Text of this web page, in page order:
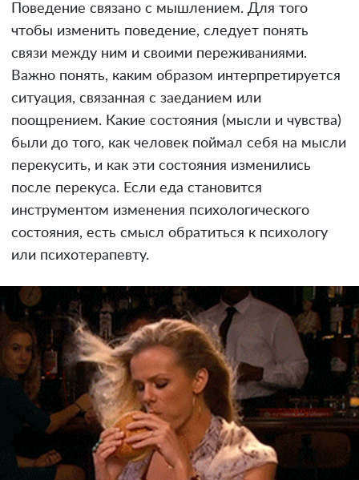
Поведение связано с мышлением. Для того
чтобы изменить поведение, следует понять
связи между ним и своими переживаниями.
Важно понять, каким образом интерпретируется
ситуация, связанная с заеданием или
поощрением. Какие состояния (мысли и чувства)
были до того, как человек поймал себя на мысли
перекусить, и как эти состояния изменились
после перекуса. Если еда становится
инструментом изменения психологического
состояния, есть смысл обратиться к психологу
или психотерапевту.